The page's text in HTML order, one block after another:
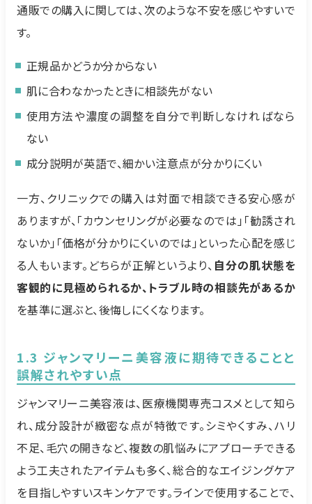
通販での購入に関しては、次のような不安を感じやすいで
す。
正規品かどうか分からない
肌に合わなかったときに相談先がない
使用方法や濃度の調整を自分で判断しなければなら
ない
成分説明が英語で、細かい注意点が分かりにくい
一方、クリニックでの購入は対面で相談できる安心感が
ありますが、「カウンセリングが必要なのでは」「勧誘され
ないか」「価格が分かりにくいのでは」といった心配を感じ
る人もいます。どちらが正解というより、 自分の肌状態を
客観的に見極められるか、トラブル時の相談先があるか
を基準に選ぶと、後悔しにくくなります。
1.3 ジャンマリーニ美容液に期待できることと
誤解されやすい点
ジャンマリーニ美容液は、医療機関専売コスメとして知ら
れ、成分設計が緻密な点が特徴です。シミやくすみ、ハリ
不足、毛穴の開きなど、複数の肌悩みにアプローチできる
よう工夫されたアイテムも多く、総合的なエイジングケア
を目指しやすいスキンケアです。ラインで使用することで、